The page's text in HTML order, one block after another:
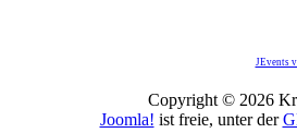
JEvents
Copyright © 2026
Joomla! ist freie, unter der